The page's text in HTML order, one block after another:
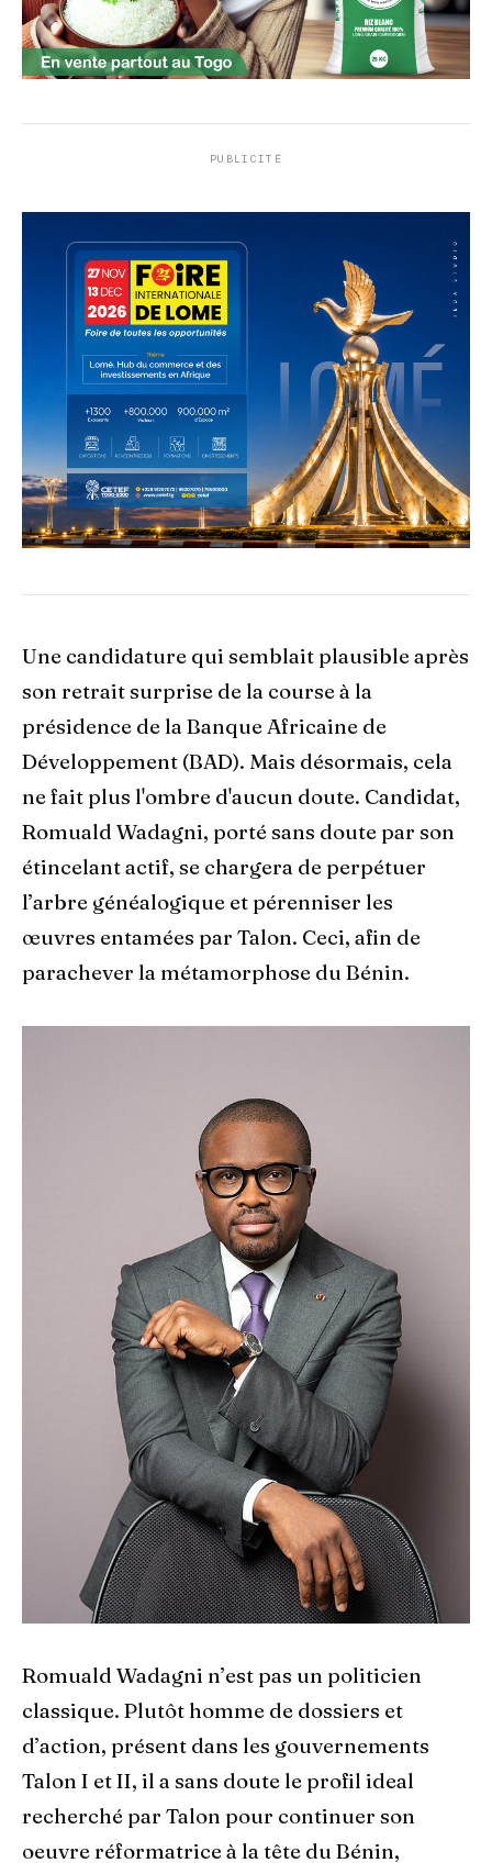
PUBLICITÉ
Une candidature qui semblait plausible après
son retrait surprise de la course à la
présidence de la Banque Africaine de
Développement (BAD). Mais désormais, cela
ne fait plus l'ombre d'aucun doute. Candidat,
Romuald Wadagni, porté sans doute par son
étincelant actif, se chargera de perpétuer
l’arbre généalogique et pérenniser les
œuvres entamées par Talon. Ceci, afin de
parachever la métamorphose du Bénin.
Romuald Wadagni n’est pas un politicien
classique. Plutôt homme de dossiers et
d’action, présent dans les gouvernements
Talon I et II, il a sans doute le profil ideal
recherché par Talon pour continuer son
oeuvre réformatrice à la tête du Bénin,